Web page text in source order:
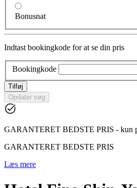
Bonusnat
Indtast bookingkode for at se din pris
Bookingkode
Tilføj
Opdater søg
GARANTERET BEDSTE PRIS - kun
GARANTERET BEDSTE PRIS
Læs mere